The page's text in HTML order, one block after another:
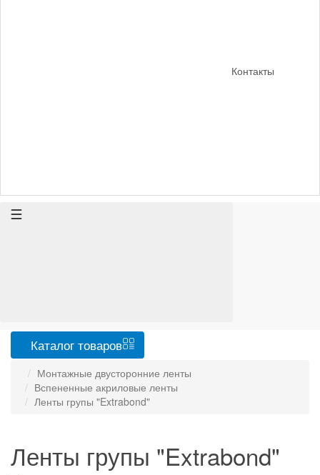
Контакты
Каталог товаров
Монтажные двусторонние ленты
Вспененные акриловые ленты
Ленты групы "Extrabond"
Ленты групы "Extrabond"